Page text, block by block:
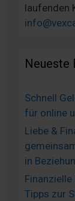
laufenden
Neueste
Schnell
für online
Liebe &
in
Tipps zur